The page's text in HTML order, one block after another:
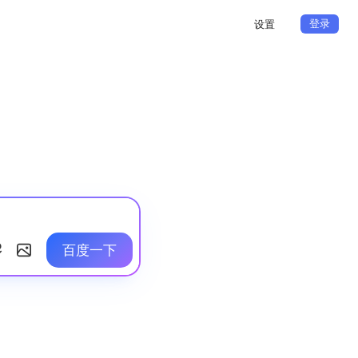
设置 登录
百度一下